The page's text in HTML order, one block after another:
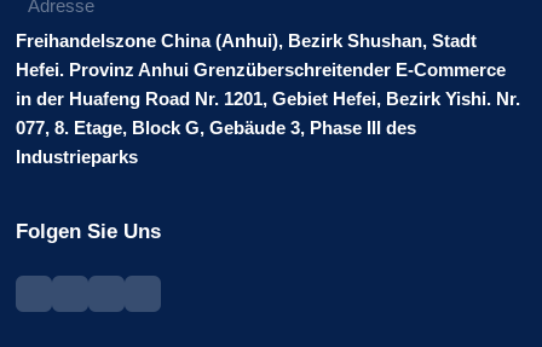
Adresse
Freihandelszone China (Anhui), Bezirk Shushan, Stadt
Hefei. Provinz Anhui Grenzüberschreitender E-Commerce
in der Huafeng Road Nr. 1201, Gebiet Hefei, Bezirk Yishi. Nr.
077, 8. Etage, Block G, Gebäude 3, Phase III des
Industrieparks
Folgen Sie Uns